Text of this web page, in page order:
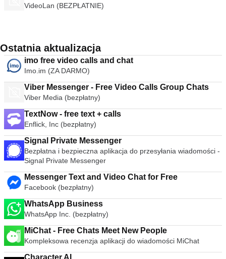
VideoLan (BEZPŁATNIE)
Ostatnia aktualizacja
imo free video calls and chat
Imo.im (ZA DARMO)
Viber Messenger - Free Video Calls Group Chats
Viber Media (bezpłatny)
TextNow - free text + calls
Enflick, Inc (bezpłatny)
Signal Private Messenger
Bezpłatna i bezpieczna aplikacja do przesyłania wiadomości -
Signal Private Messenger
Messenger Text and Video Chat for Free
Facebook (bezpłatny)
WhatsApp Business
WhatsApp Inc. (bezpłatny)
MiChat - Free Chats Meet New People
Kompleksowa recenzja aplikacji do wiadomości MiChat
Character.AI